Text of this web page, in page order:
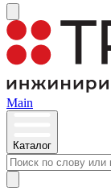
Main
Каталог